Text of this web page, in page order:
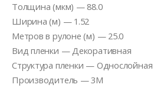
Толщина (мкм) — 88.0
Ширина (м) — 1.52
Метров в рулоне (м) — 25.0
Вид пленки — Декоративная
Структура пленки — Однослойная
Производитель — 3M